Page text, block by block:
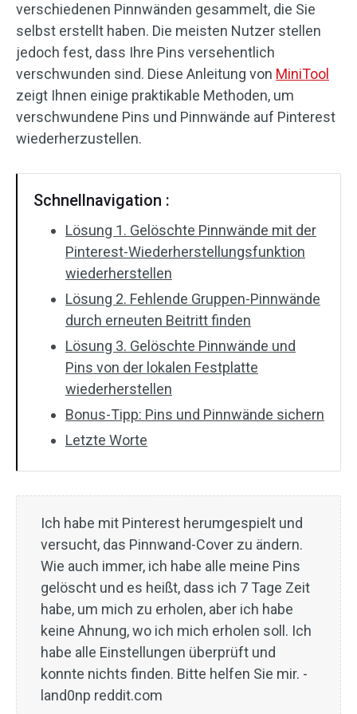
verschiedenen Pinnwänden gesammelt, die Sie
selbst erstellt haben. Die meisten Nutzer stellen
jedoch fest, dass Ihre Pins versehentlich
verschwunden sind. Diese Anleitung von MiniTool
zeigt Ihnen einige praktikable Methoden, um
verschwundene Pins und Pinnwände auf Pinterest
wiederherzustellen.
Schnellnavigation :
Lösung 1. Gelöschte Pinnwände mit der
Pinterest-Wiederherstellungsfunktion
wiederherstellen
Lösung 2. Fehlende Gruppen-Pinnwände
durch erneuten Beitritt finden
Lösung 3. Gelöschte Pinnwände und
Pins von der lokalen Festplatte
wiederherstellen
Bonus-Tipp: Pins und Pinnwände sichern
Letzte Worte
Ich habe mit Pinterest herumgespielt und
versucht, das Pinnwand-Cover zu ändern.
Wie auch immer, ich habe alle meine Pins
gelöscht und es heißt, dass ich 7 Tage Zeit
habe, um mich zu erholen, aber ich habe
keine Ahnung, wo ich mich erholen soll. Ich
habe alle Einstellungen überprüft und
konnte nichts finden. Bitte helfen Sie mir. -
land0np reddit.com